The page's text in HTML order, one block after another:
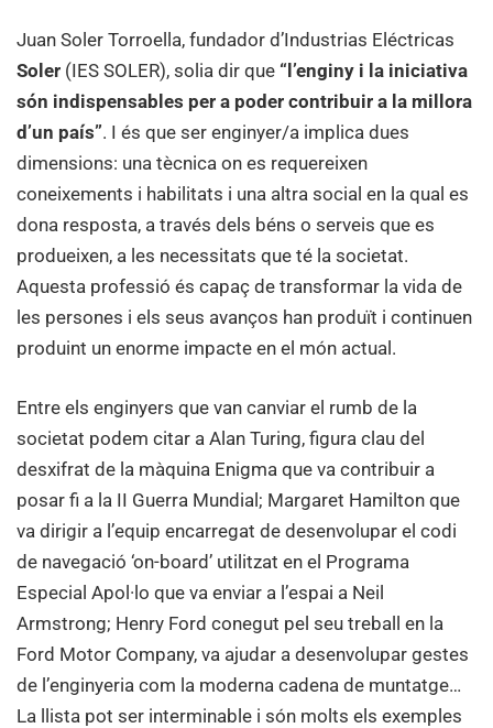
la
construcció
d’un
món
més
sostenible
Juan Soler Torroella, fundador d’Industrias Eléctricas
Soler (IES SOLER), solia dir que “l’enginy i la iniciativa
són indispensables per a poder contribuir a la millora
d’un país”. I és que ser enginyer/a implica dues
dimensions: una tècnica on es requereixen
coneixements i habilitats i una altra social en la qual es
dona resposta, a través dels béns o serveis que es
produeixen, a les necessitats que té la societat.
Aquesta professió és capaç de transformar la vida de
les persones i els seus avanços han produït i continuen
produint un enorme impacte en el món actual.
Entre els enginyers que van canviar el rumb de la
societat podem citar a Alan Turing, figura clau del
desxifrat de la màquina Enigma que va contribuir a
posar fi a la II Guerra Mundial; Margaret Hamilton que
va dirigir a l’equip encarregat de desenvolupar el codi
de navegació ‘on-board’ utilitzat en el Programa
Especial Apol·lo que va enviar a l’espai a Neil
Armstrong; Henry Ford conegut pel seu treball en la
Ford Motor Company, va ajudar a desenvolupar gestes
de l’enginyeria com la moderna cadena de muntatge…
La llista pot ser interminable i són molts els exemples